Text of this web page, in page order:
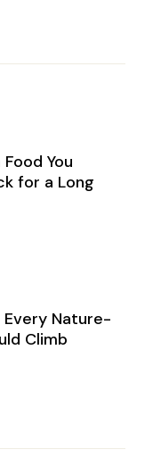
You
for a Long
Every Nature-
Climb